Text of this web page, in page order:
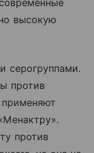
высокую
серогруппами.
против
против